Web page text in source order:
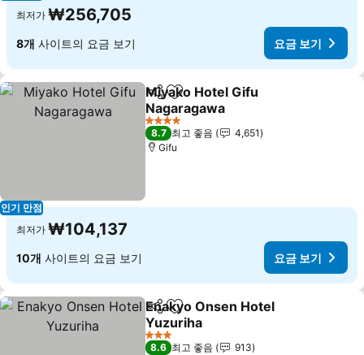
최저가 ₩256,705
8개 사이트의 요금 보기 요금 보기
인기 만점
공유 즐겨찾기에 추가
Miyako Hotel Gifu
Nagaragawa
요금 보기
4 성급
8.7 최고 좋음
4,651
Gifu
최저가 ₩104,137
10개 사이트의 요금 보기 요금 보기
공유 즐겨찾기에 추가
Enakyo Onsen Hotel
Yuzuriha
요금 보기
3 성급
8.6 최고 좋음
913